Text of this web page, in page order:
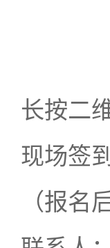
长按二
现场签
（报名